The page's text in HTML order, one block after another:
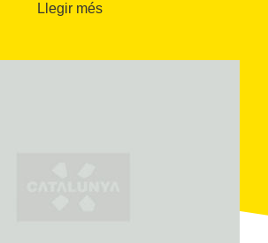
de Turismede la ciutat.
Llegir més